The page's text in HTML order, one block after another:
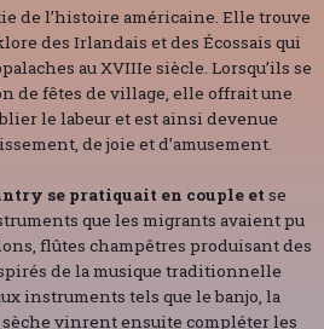
de l’histoire américaine. Elle trouve
des Irlandais et des Écossais qui
au XVIIIe siècle. Lorsqu’ils se
de fêtes de village, elle offrait une
le labeur et est ainsi devenue
de joie et d’amusement.
se pratiquait en couple et se
que les migrants avaient pu
flûtes champêtres produisant des
de la musique traditionnelle
instruments tels que le banjo, la
vinrent ensuite compléter les